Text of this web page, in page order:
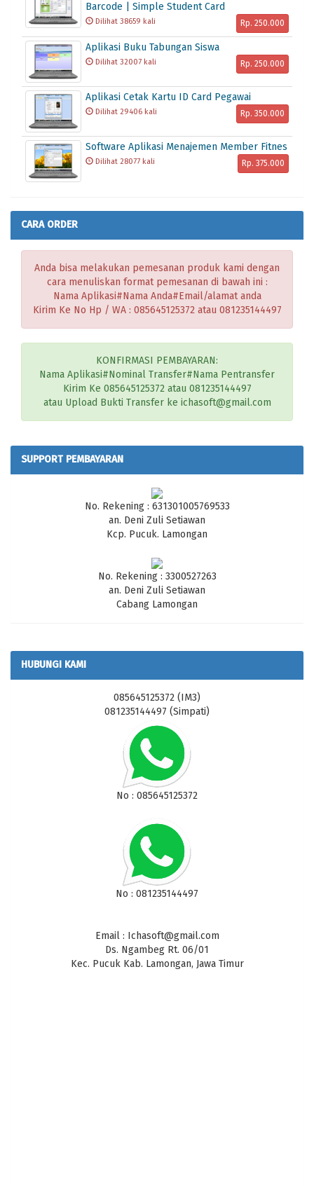
Barcode | Simple Student Card
Dilihat 38659 kali Rp. 250.000
Aplikasi Buku Tabungan Siswa
Dilihat 32007 kali Rp. 250.000
Aplikasi Cetak Kartu ID Card Pegawai
Dilihat 29406 kali Rp. 350.000
Software Aplikasi Menajemen Member Fitnes
Dilihat 28077 kali Rp. 375.000
CARA ORDER
Anda bisa melakukan pemesanan produk kami dengan
cara menuliskan format pemesanan di bawah ini :
Nama Aplikasi#Nama Anda#Email/alamat anda
Kirim Ke No Hp / WA : 085645125372 atau 081235144497
KONFIRMASI PEMBAYARAN:
Nama Aplikasi#Nominal Transfer#Nama Pentransfer
Kirim Ke 085645125372 atau 081235144497
atau Upload Bukti Transfer ke ichasoft@gmail.com
SUPPORT PEMBAYARAN
No. Rekening : 631301005769533
an. Deni Zuli Setiawan
Kcp. Pucuk. Lamongan
No. Rekening : 3300527263
an. Deni Zuli Setiawan
Cabang Lamongan
HUBUNGI KAMI
085645125372 (IM3)
081235144497 (Simpati)
No : 085645125372
No : 081235144497
Email : Ichasoft@gmail.com
Ds. Ngambeg Rt. 06/01
Kec. Pucuk Kab. Lamongan, Jawa Timur